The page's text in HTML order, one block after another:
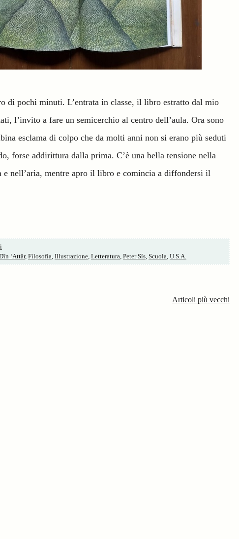
di pochi minuti. L’entrata in classe, il libro estratto dal mio
l’invito a fare un semicerchio al centro dell’aula. Ora sono
esclama di colpo che da molti anni non si erano più seduti
forse addirittura dalla prima. C’è una bella tensione nella
e nell’aria, mentre apro il libro e comincia a diffondersi il
‘Attār, Filosofia, Illustrazione, Letteratura, Peter Sís, Scuola, U.S.A.
Articoli più vecchi